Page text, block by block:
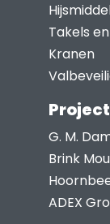
Takels
Kranen
G. M.
Brink
ADEX